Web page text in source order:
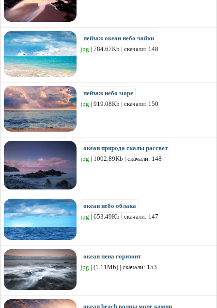
пейзаж океан небо чайки
jpg | 784.67Kb | скачали: 148
пейзаж небо море
jpg | 919.08Kb | скачали: 150
океан природа скалы рассвет
jpg | 1002.89Kb | скачали: 148
океан небо облака
jpg | 653.49Kb | скачали: 147
океан пена горизонт
jpg | (1.11Mb) | скачали: 153
океан beach волны море камни